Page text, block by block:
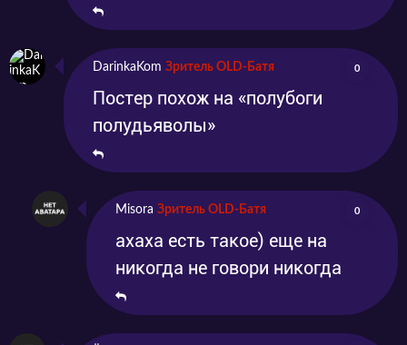
DarinkaKom Зритель OLD-Батя 0
Постер похож на «полубоги
полудьяволы»
Misora Зритель OLD-Батя 0
ахаха есть такое) еще на
никогда не говори никогда